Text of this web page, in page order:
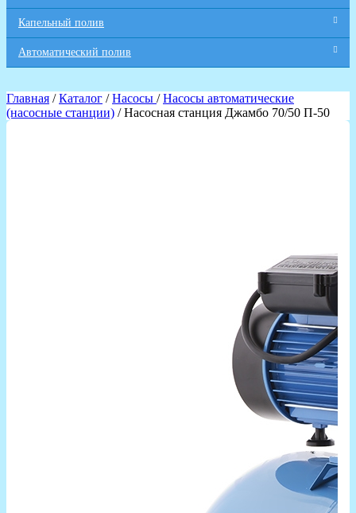
Капельный полив
Автоматический полив
Главная /Каталог /Насосы /Насосы автоматические
(насосные станции) / Насосная станция Джамбо 70/50 П-50